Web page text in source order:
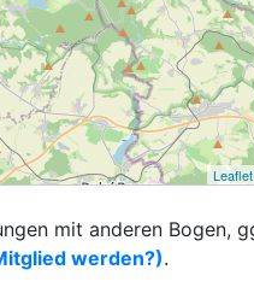
Leaflet
mit anderen Bogen,
werden?).